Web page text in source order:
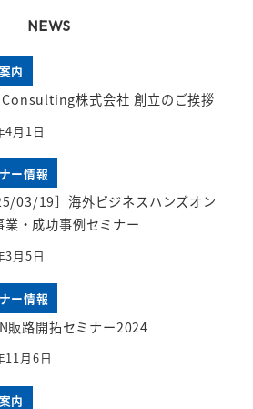
NEWS
内
株式会社 創立のご挨拶
4月1日
ー情報
03/19］海外ビジネスハンズオン
業・成功事例セミナー
3月5日
ー情報
販路開拓セミナー2024
11月6日
内